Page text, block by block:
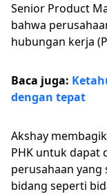
Senior Product
bahwa
hubungan kerja
Baca juga:
dengan tepat
Akshay
PHK untuk dapat
perusahaan yang
bidang seperti